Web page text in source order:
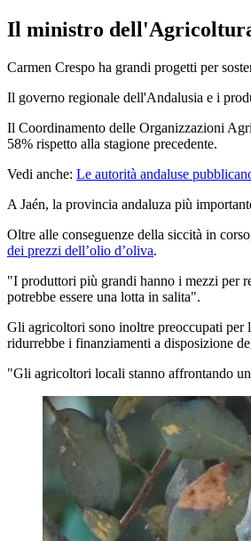
Il ministro
Carmen Crespo ha grandi progetti per
Il governo regionale dell'Andalusia e i
Il Coordinamento delle Organizzazioni
58% rispetto alla stagione precedente.
Vedi anche: Le autorità andaluse
A Jaén, la provincia andaluza più
Oltre alle conseguenze della siccità in
dei prezzi dell’olio d’oliva.
"I produttori più grandi hanno i mezzi per
potrebbe essere una lotta in salita".
Gli agricoltori sono inoltre preoccupati per
ridurrebbe i finanziamenti a disposizione
"Gli agricoltori locali stanno affrontando